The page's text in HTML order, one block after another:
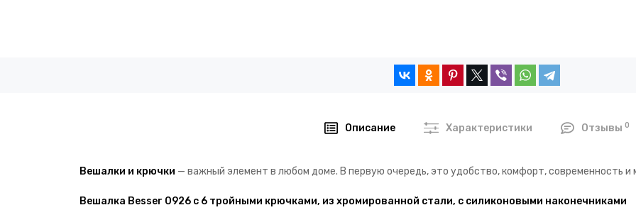
Описание Характеристики Отзывы 0
Вешалки и крючки — важный элемент в любом доме. В первую очередь, это удобство, комфорт, современность и
Вешалка Besser 0926 с 6 тройными крючками, из хромированной стали, с силиконовыми наконечниками